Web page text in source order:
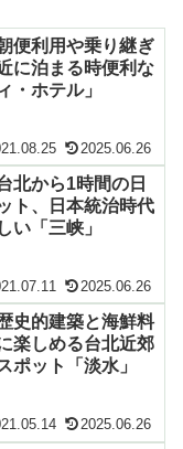
便利用や乗り継ぎ
に泊まる時便利な
・ホテル」
2025.06.26
北から1時間の日
ト、日本統治時代
い「三峡」
2025.06.26
史的建築と海鮮料
楽しめる台北近郊
ポット「淡水」
2025.06.26